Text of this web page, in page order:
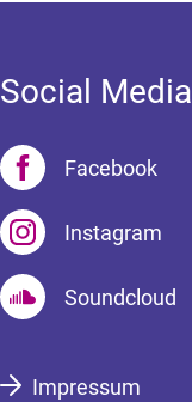
Social Media
Facebook
Instagram
Soundcloud
Impressum